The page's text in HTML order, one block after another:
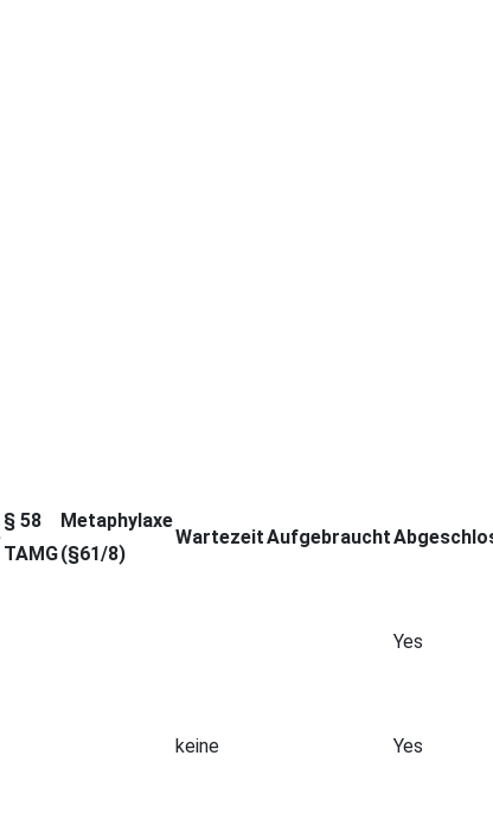
§ 58
TAMG
Metaphylaxe
(§61/8)
WartezeitAufgebraucht
Yes
keine Yes